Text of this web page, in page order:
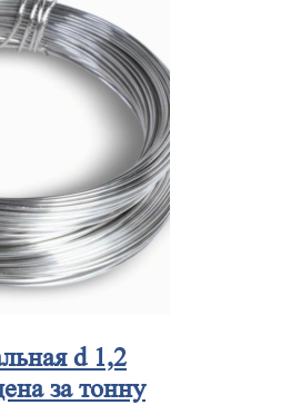
d 1,2
за тонну